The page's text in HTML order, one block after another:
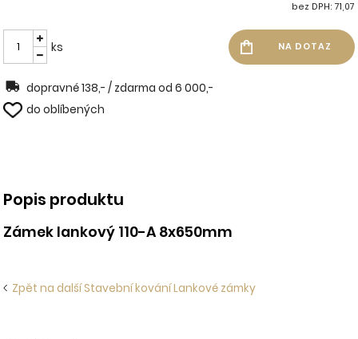
bez DPH: 71,07
ks
dopravné 138,- / zdarma od 6 000,-
do oblíbených
Popis produktu
Zámek lankový 110-A 8x650mm
Zpět na další Stavební kování Lankové zámky